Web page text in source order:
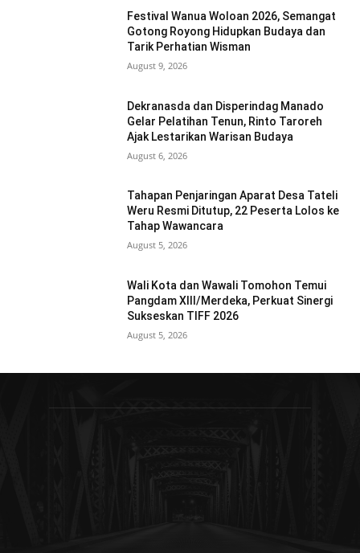
Festival Wanua Woloan 2026, Semangat
Gotong Royong Hidupkan Budaya dan
Tarik Perhatian Wisman
August 9, 2026
Dekranasda dan Disperindag Manado
Gelar Pelatihan Tenun, Rinto Taroreh
Ajak Lestarikan Warisan Budaya
August 6, 2026
Tahapan Penjaringan Aparat Desa Tateli
Weru Resmi Ditutup, 22 Peserta Lolos ke
Tahap Wawancara
August 5, 2026
Wali Kota dan Wawali Tomohon Temui
Pangdam XIII/Merdeka, Perkuat Sinergi
Sukseskan TIFF 2026
August 5, 2026